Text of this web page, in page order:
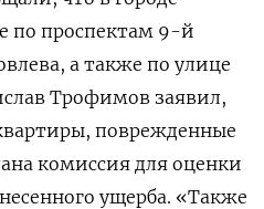
по проспектам 9-й
а также по улице
Трофимов заявил,
поврежденные
комиссия для оценки
ущерба. «Также